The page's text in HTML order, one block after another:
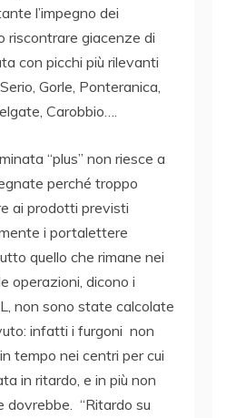
l’impegno dei
riscontrare giacenze di
con picchi più rilevanti
Gorle, Ponteranica,
Carobbio….
“plus” non riesce a
perché troppo
ai prodotti previsti
i portalettere
quello che rimane nei
operazioni, dicono i
non sono state calcolate
infatti i furgoni non
tempo nei centri per cui
in ritardo, e in più non
dovrebbe. “Ritardo su